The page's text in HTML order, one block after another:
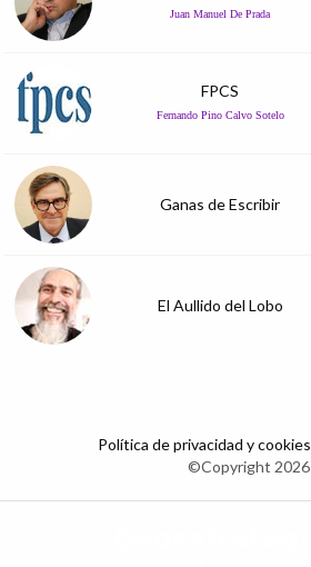
Juan Manuel De Prada
FPCS
Fernando Pino Calvo Sotelo
Ganas de Escribir
El Aullido del Lobo
Política de privacidad y cookies
©Copyright 2026